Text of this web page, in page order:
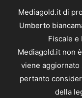
Mediagold.it di
Umberto
Fiscale e
Mediagold.it non
viene aggiornato
pertanto
della